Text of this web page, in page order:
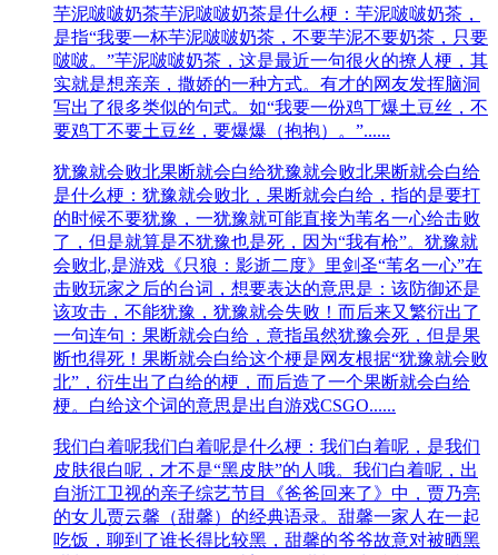
芋泥啵啵奶茶芋泥啵啵奶茶是什么梗：芋泥啵啵奶茶，
是指“我要一杯芋泥啵啵奶茶，不要芋泥不要奶茶，只要
啵啵。”芋泥啵啵奶茶，这是最近一句很火的撩人梗，其
实就是想亲亲，撒娇的一种方式。有才的网友发挥脑洞
写出了很多类似的句式。如“我要一份鸡丁爆土豆丝，不
要鸡丁不要土豆丝，要爆爆（抱抱）。”......
犹豫就会败北果断就会白给犹豫就会败北果断就会白给
是什么梗：犹豫就会败北，果断就会白给，指的是要打
的时候不要犹豫，一犹豫就可能直接为苇名一心给击败
了，但是就算是不犹豫也是死，因为“我有枪”。犹豫就
会败北,是游戏《只狼：影逝二度》里剑圣“苇名一心”在
击败玩家之后的台词，想要表达的意思是：该防御还是
该攻击，不能犹豫，犹豫就会失败！而后来又繁衍出了
一句连句：果断就会白给，意指虽然犹豫会死，但是果
断也得死！果断就会白给这个梗是网友根据“犹豫就会败
北”，衍生出了白给的梗，而后造了一个果断就会白给
梗。白给这个词的意思是出自游戏CSGO......
我们白着呢我们白着呢是什么梗：我们白着呢，是我们
皮肤很白呢，才不是“黑皮肤”的人哦。我们白着呢，出
自浙江卫视的亲子综艺节目《爸爸回来了》中，贾乃亮
的女儿贾云馨（甜馨）的经典语录。甜馨一家人在一起
吃饭，聊到了谁长得比较黑，甜馨的爷爷故意对被晒黑